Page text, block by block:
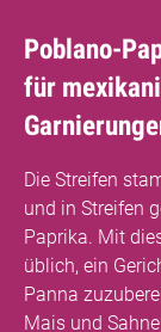
Poblano-
für
Die Streifen
und in Streifen
Paprika. Mit
üblich, ein
Panna
Mais und